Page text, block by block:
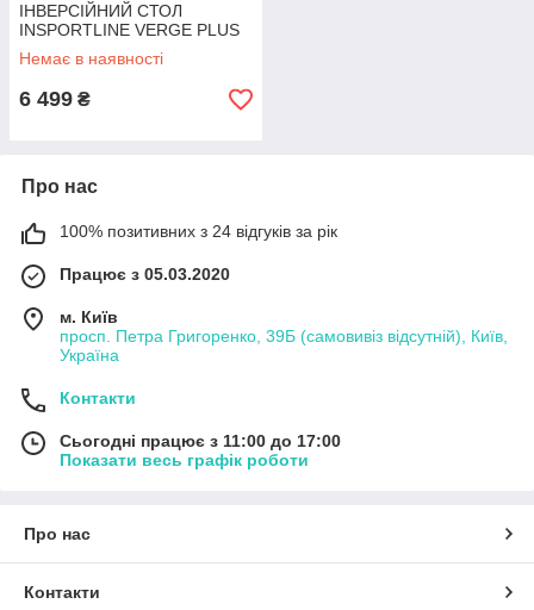
ІНВЕРСІЙНИЙ СТОЛ
INSPORTLINE VERGE PLUS
Немає в наявності
6 499 ₴
Про нас
100% позитивних з 24 відгуків за рік
Працює з 05.03.2020
м. Київ
просп. Петра Григоренко, 39Б (самовивіз відсутній), Київ,
Україна
Контакти
Сьогодні працює з 11:00 до 17:00
Показати весь графік роботи
Про нас
Контакти